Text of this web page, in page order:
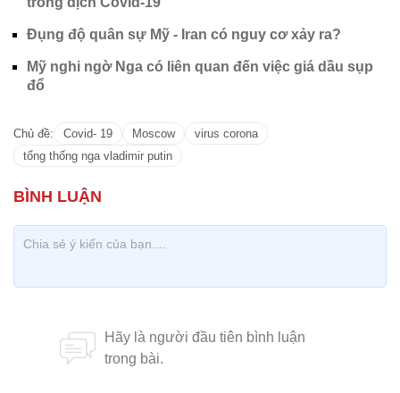
Đụng độ quân sự Mỹ - Iran có nguy cơ xảy ra?
Mỹ nghi ngờ Nga có liên quan đến việc giá dầu sụp
đổ
Chủ đề: Covid- 19 Moscow
virus corona
tổng thống nga vladimir putin